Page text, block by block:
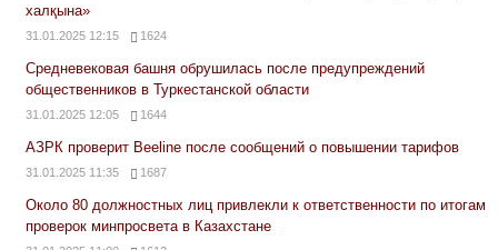
халқына»
31.01.2025 12:15 1624
Средневековая башня обрушилась после предупреждений
общественников в Туркестанской области
31.01.2025 12:05 1644
АЗРК проверит Beeline после сообщений о повышении тарифов
31.01.2025 11:35 1687
Около 80 должностных лиц привлекли к ответственности по итогам
проверок минпросвета в Казахстане